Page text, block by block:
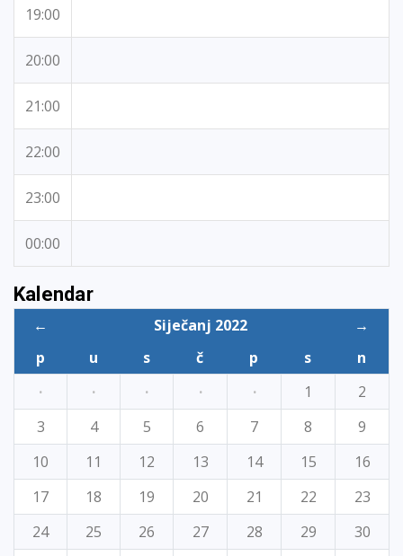
19:00
20:00
21:00
22:00
23:00
00:00
Kalendar
← Siječanj 2022
→
p
u s č p s
n
·
· · · · 1
2
3
4 5 6 7 8
9
10
11 12 13 14 15
16
17
18 19 20 21 22
23
24
25 26 27 28 29
30